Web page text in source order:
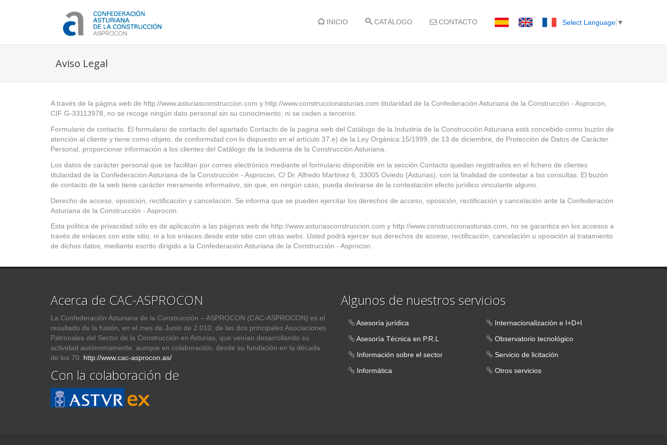
INICIO CATÁLOGO CONTACTO Select Language ▼
Aviso Legal
A través de la página web de http://www.asturiasconstruccion.com y http://www.construccionasturias.com titularidad de la Confederación Asturiana de la Construcción - Asprocon,
CIF G-33113978, no se recoge ningún dato personal sin su conocimiento, ni se ceden a terceros.
Formulario de contacto. El formulario de contacto del apartado Contacto de la pagina web del Catálogo de la Industria de la Construcción Asturiana está concebido como buzón de
atención al cliente y tiene como objeto, de conformidad con lo dispuesto en el artículo 37.e) de la Ley Orgánica 15/1999, de 13 de diciembre, de Protección de Datos de Carácter
Personal, proporcionar información a los clientes del Catálogo de la Industria de la Construcción Asturiana.
Los datos de carácter personal que se facilitan por correo electrónico mediante el formulario disponible en la sección Contacto quedan registrados en el fichero de clientes
titularidad de la Confederación Asturiana de la Construcción - Asprocon, C/ Dr. Alfredo Martinez 6, 33005 Oviedo (Asturias), con la finalidad de contestar a las consultas. El buzón
de contacto de la web tiene carácter meramente informativo, sin que, en ningún caso, pueda derivarse de la contestación efecto jurídico vinculante alguno.
Derecho de acceso, oposición, rectificación y cancelación. Se informa que se pueden ejercitar los derechos de acceso, oposición, rectificación y cancelación ante la Confederación
Asturiana de la Construcción - Asprocon.
Esta política de privacidad sólo es de aplicación a las páginas web de http://www.asturiasconstruccion.com y http://www.construccionasturias.com, no se garantiza en los accesos a
través de enlaces con este sitio, ni a los enlaces desde este sitio con otras webs. Usted podrá ejercer sus derechos de acceso, rectificación, cancelación u oposición al tratamiento
de dichos datos, mediante escrito dirigido a la Confederación Asturiana de la Construcción - Asprocon.
Acerca de CAC-ASPROCON
La Confederación Asturiana de la Construcción – ASPROCON (CAC-ASPROCON) es el
resultado de la fusión, en el mes de Junio de 2.010, de las dos principales Asociaciones
Patronales del Sector de la Construcción en Asturias, que venían desarrollando su
actividad autónomamente, aunque en colaboración, desde su fundación en la década
de los 70. http://www.cac-asprocon.as/
Con la colaboración de
Algunos de nuestros servicios
Asesoría jurídica
Asesoría Técnica en P.R.L
Información sobre el sector
Informática
Internacionalización e I+D+I
Observatorio tecnológico
Servicio de licitación
Otros servicios